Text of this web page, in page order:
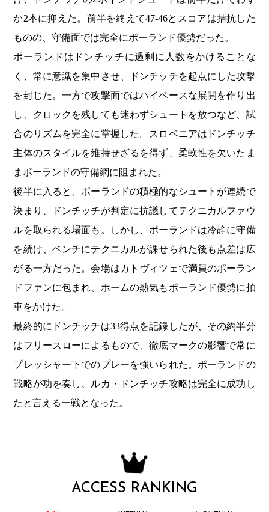
か2本に抑えた。前半を終えて47-46とスコアは拮抗した
ものの、守備面では完全にポーランド優勢だった。
ポーランドはドンチッチに過剰に人数をかけることな
く、常に意識を集中させ、ドンチッチを起点にした攻撃
を封じた。一方で攻撃面ではハイペースな展開を作り出
し、クロックを残しても迷わずシュートを放つなど、試
合のリズムを完全に掌握した。スロベニアはドンチッチ
主体のスタイルを維持せざるを得ず、柔軟性を欠いたま
まポーランドの守備網に阻まれた。
後半に入ると、ポーランドの積極的なシュートが連続で
決まり、ドンチッチが判定に抗議してテクニカルファウ
ルを取られる場面も。しかし、ポーランドは冷静に守備
を続け、ベンチにテクニカルが課せられた後も点差は広
がる一方だった。会場はカトヴィツェで満員のポーラン
ドファンに包まれ、ホームの熱気もポーランド優勢に拍
車をかけた。
最終的にドンチッチは33得点を記録したが、その約半分
はフリースローによるもので、徹底マークの影響で常に
プレッシャー下でのプレーを強いられた。ポーランドの
戦略が功を奏し、ルカ・ドンチッチ攻略は完全に成功し
たと言える一戦となった。
ACCESS RANKING